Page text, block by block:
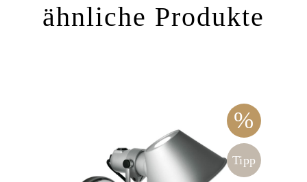
ähnliche Produkte
%
Tipp